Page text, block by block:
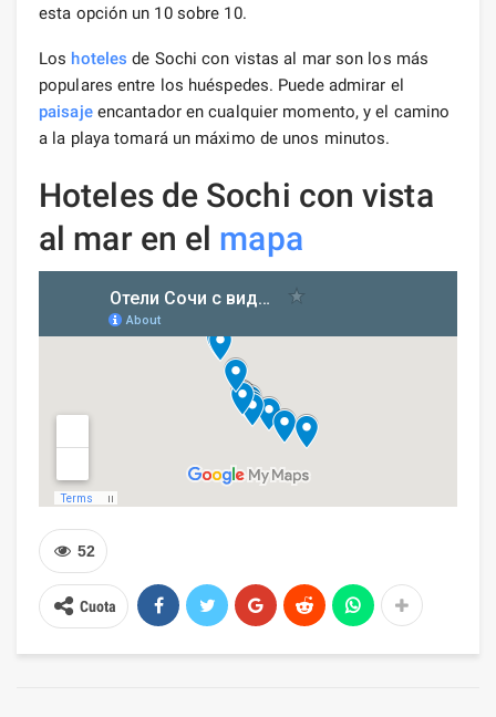
esta opción un 10 sobre 10.
Los hoteles de Sochi con vistas al mar son los más
populares entre los huéspedes. Puede admirar el
paisajeencantador en cualquier momento, y el camino
a la playa tomará un máximo de unos minutos.
Hoteles de Sochi con vista
al mar en el mapa
52
Cuota